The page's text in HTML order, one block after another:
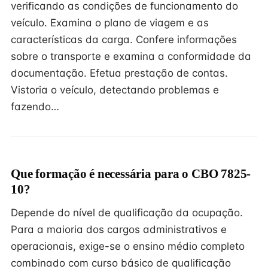
verificando as condições de funcionamento do
veículo. Examina o plano de viagem e as
características da carga. Confere informações
sobre o transporte e examina a conformidade da
documentação. Efetua prestação de contas.
Vistoria o veículo, detectando problemas e
fazendo…
Que formação é necessária para o CBO 7825-
10?
Depende do nível de qualificação da ocupação.
Para a maioria dos cargos administrativos e
operacionais, exige-se o ensino médio completo
combinado com curso básico de qualificação